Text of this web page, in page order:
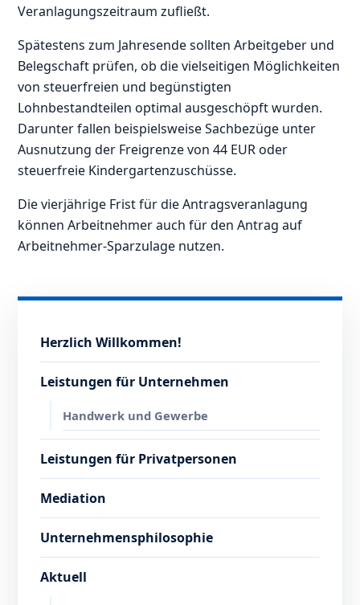
Veranlagungszeitraum zufließt.
Spätestens zum Jahresende sollten Arbeitgeber und
Belegschaft prüfen, ob die vielseitigen Möglichkeiten
von steuerfreien und begünstigten
Lohnbestandteilen optimal ausgeschöpft wurden.
Darunter fallen beispielsweise Sachbezüge unter
Ausnutzung der Freigrenze von 44 EUR oder
steuerfreie Kindergartenzuschüsse.
Die vierjährige Frist für die Antragsveranlagung
können Arbeitnehmer auch für den Antrag auf
Arbeitnehmer-Sparzulage nutzen.
Herzlich Willkommen!
Leistungen für Unternehmen
Handwerk und Gewerbe
Leistungen für Privatpersonen
Mediation
Unternehmensphilosophie
Aktuell